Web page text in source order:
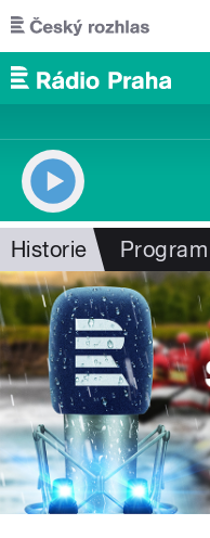
Přejít k hlavnímu obsahu
Historie Program